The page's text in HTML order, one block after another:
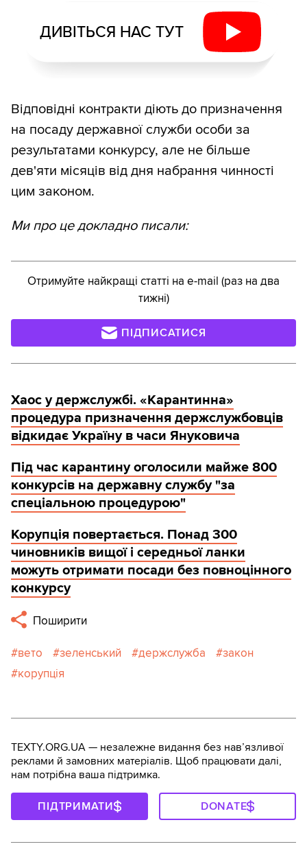
ДИВІТЬСЯ НАС ТУТ
Відповідні контракти діють до призначення
на посаду державної служби особи за
результатами конкурсу, але не більше
дев'яти місяців від дня набрання чинності
цим законом.
Ми про це докладно писали:
Отримуйте найкращі статті на e-mail (раз на два
тижні)
ПІДПИСАТИСЯ
Хаос у держслужбі. «Карантинна»
процедура призначення держслужбовців
відкидає Україну в часи Януковича
Під час карантину оголосили майже 800
конкурсів на державну службу "за
спеціальною процедурою"
Корупція повертається. Понад 300
чиновників вищої і середньої ланки
можуть отримати посади без повноцінного
конкурсу
Поширити
вето зеленський держслужба
закон
корупція
TEXTY.ORG.UA — незалежне видання без навʼязливої
реклами й замовних матеріалів. Щоб працювати далі,
нам потрібна ваша підтримка.
ПІДТРИМАТИ DONATE